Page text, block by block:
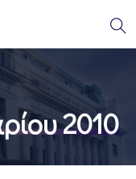
2010